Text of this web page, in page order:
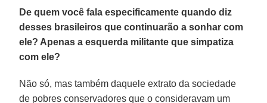
De quem você fala especificamente quando diz
desses brasileiros que continuarão a sonhar com
ele? Apenas a esquerda militante que simpatiza
com ele?
Não só, mas também daquele extrato da sociedade
de pobres conservadores que o consideravam um